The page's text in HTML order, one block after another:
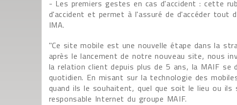
- Les premiers gestes en cas d'accident : cette
d'accident et permet à l'assuré de d'accéder tout
IMA.
"Ce site mobile est une nouvelle étape dans la
après le lancement de notre nouveau site, nous
la relation client depuis plus de 5 ans, la MAIF se
quotidien. En misant sur la technologie des
quand ils le souhaitent, quel que soit le lieu ou ils
responsable Internet du groupe MAIF.